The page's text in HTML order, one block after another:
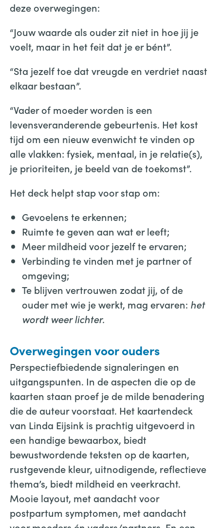
deze overwegingen:
“Jouw waarde als ouder zit niet in hoe jij je
voelt, maar in het feit dat je er bént”.
“Sta jezelf toe dat vreugde en verdriet naast
elkaar bestaan”.
“Vader of moeder worden is een
levensveranderende gebeurtenis. Het kost
tijd om een nieuw evenwicht te vinden op
alle vlakken: fysiek, mentaal, in je relatie(s),
je prioriteiten, je beeld van de toekomst”.
Het deck helpt stap voor stap om:
Gevoelens te erkennen;
Ruimte te geven aan wat er leeft;
Meer mildheid voor jezelf te ervaren;
Verbinding te vinden met je partner of
omgeving;
Te blijven vertrouwen zodat jij, of de
ouder met wie je werkt, mag ervaren: het
wordt weer lichter.
Overwegingen voor ouders
Perspectiefbiedende signaleringen en
uitgangspunten. In de aspecten die op de
kaarten staan proef je de milde benadering
die de auteur voorstaat. Het kaartendeck
van Linda Eijsink is prachtig uitgevoerd in
een handige bewaarbox, biedt
bewustwordende teksten op de kaarten,
rustgevende kleur, uitnodigende, reflectieve
thema’s, biedt mildheid en veerkracht.
Mooie layout, met aandacht voor
postpartum symptomen, met aandacht